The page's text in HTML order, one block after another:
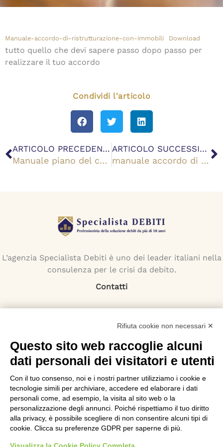
Manuale-accordo-di-ristrutturazione-con-immobili Download
tutto quello che devi sapere passo dopo passo per
realizzare il tuo accordo
Condividi l'articolo
Precedente ARTICOLO PRECEDENTE
Manuale piano del consumatore senza immobili
ARTICOLO SUCCESSIVO
manuale accordo di ristrutturazione senza immobili
L’agenzia Specialista Debiti è uno dei leader italiani nella
consulenza per le crisi da debito.
Contatti
Via Monti Iblei 12 - 90146 Palermo
Numero Verde:
800-034.597
contattaci@specialistadebiti.it
I nostri servizi
Esdebitamento
Rifiuta cookie non necessari ✕
Questo sito web raccoglie alcuni
dati personali dei visitatori e utenti
Con il tuo consenso, noi e i nostri partner utilizziamo i cookie e
tecnologie simili per archiviare, accedere ed elaborare i dati
personali come, ad esempio, la visita al sito web o la
personalizzazione degli annunci. Poiché rispettiamo il tuo diritto
alla privacy, è possibile scegliere di non consentire alcuni tipi di
cookie. Clicca su preferenze GDPR per saperne di più.